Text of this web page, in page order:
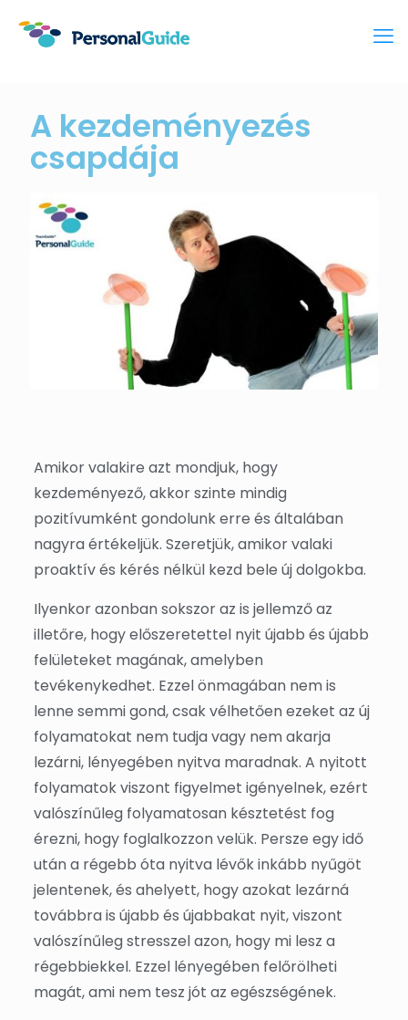
A kezdeményezés
csapdája
Amikor valakire azt mondjuk, hogy
kezdeményező, akkor szinte mindig
pozitívumként gondolunk erre és általában
nagyra értékeljük. Szeretjük, amikor valaki
proaktív és kérés nélkül kezd bele új dolgokba.
Ilyenkor azonban sokszor az is jellemző az
illetőre, hogy előszeretettel nyit újabb és újabb
felületeket magának, amelyben
tevékenykedhet. Ezzel önmagában nem is
lenne semmi gond, csak vélhetően ezeket az új
folyamatokat nem tudja vagy nem akarja
lezárni, lényegében nyitva maradnak. A nyitott
folyamatok viszont figyelmet igényelnek, ezért
valószínűleg folyamatosan késztetést fog
érezni, hogy foglalkozzon velük. Persze egy idő
után a régebb óta nyitva lévők inkább nyűgöt
jelentenek, és ahelyett, hogy azokat lezárná
továbbra is újabb és újabbakat nyit, viszont
valószínűleg stresszel azon, hogy mi lesz a
régebbiekkel. Ezzel lényegében felőrölheti
magát, ami nem tesz jót az egészségének.